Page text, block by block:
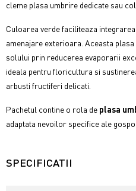
cleme plasa umbrire dedicate sau
Culoarea verde faciliteaza
amenajare exterioara.Aceasta
solului prin reducerea evaporarii
ideala pentru floricultura si
arbusti fructiferi delicati.
Pachetul contine o rola de plasa
adaptata nevoilor specifice ale
SPECIFICATII